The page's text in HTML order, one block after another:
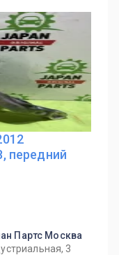
передний
Партс Москва
3